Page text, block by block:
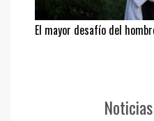
El mayor desafío del